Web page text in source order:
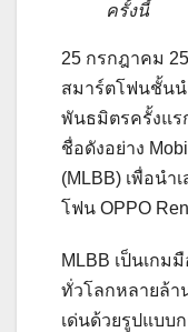
ครั้งนี้
25 กรกฎาคม
สมาร์ตโฟนชั้นน
พันธมิตรครั้งแร
ชื่อดังอย่าง
(MLBB) เพื่อน
โฟน OPPO
MLBB เป็นเกม
ทั่วโลกหลายล้า
เด่นด้วยรูปแบบ